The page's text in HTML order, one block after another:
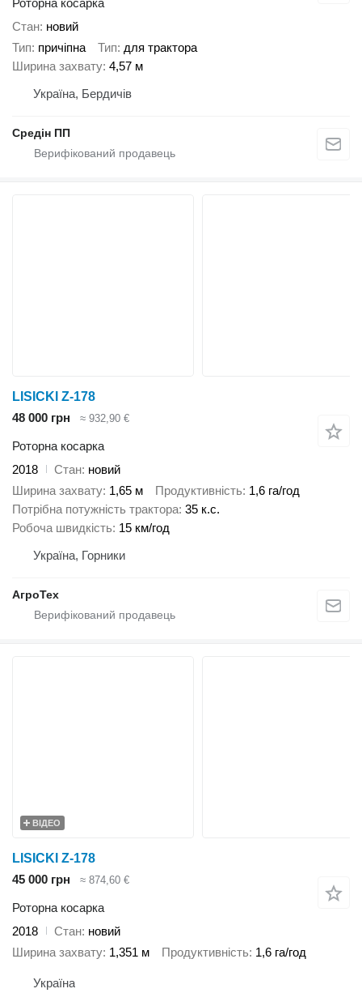
Стан новий
Тип причіпна Тип для трактора
Ширина захвату 4,57 м
Україна, Бердичів
Средін ПП
LISICKI Z-178
48 000 грн
≈ 932,90 €
Роторна косарка
2018
Стан новий
Ширина захвату 1,65 м Продуктивність 1,6 га/год
Потрібна потужність трактора 35 к.с.
Робоча швидкість 15 км/год
Україна, Горники
АгроТех
ВІДЕО
LISICKI Z-178
45 000 грн
≈ 874,60 €
Роторна косарка
2018
Стан новий
Ширина захвату 1,351 м Продуктивність 1,6 га/год
Україна